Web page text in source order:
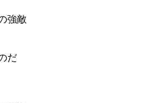
強敵
だ